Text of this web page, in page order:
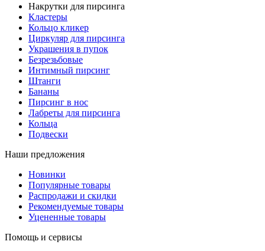
Накрутки для пирсинга
Кластеры
Кольцо кликер
Циркуляр для пирсинга
Украшения в пупок
Безрезьбовые
Интимный пирсинг
Штанги
Бананы
Пирсинг в нос
Лабреты для пирсинга
Кольца
Подвески
Наши предложения
Новинки
Популярные товары
Распродажи и скидки
Рекомендуемые товары
Уцененные товары
Помощь и сервисы